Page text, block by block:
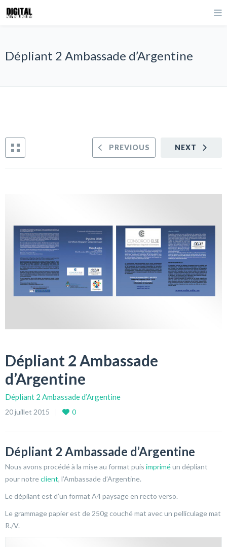
Dépliant 2 Ambassade d’Argentine
NEXT
PREVIOUS
Dépliant 2 Ambassade
d’Argentine
Dépliant 2 Ambassade d’Argentine
20 juillet 2015 0
Dépliant 2 Ambassade d’Argentine
Nous avons procédé à la mise au format puis impriméun dépliant
pour notreclient, l’Ambassade d’Argentine.
Le dépilant est d’un format A4 paysage en recto verso.
Le grammage papier est de 250g couché mat avec un pelliculage mat
R./V.